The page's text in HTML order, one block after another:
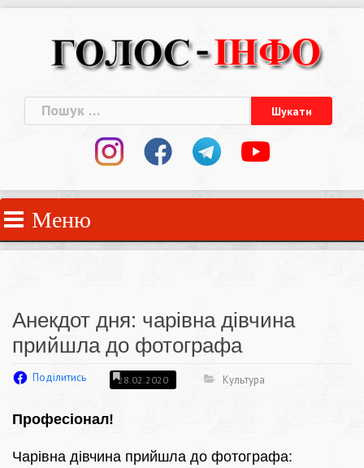
Пошук:
Меню
Анекдот дня: чарівна дівчина
прийшла до фотографа
Поділитись 28.02.2020 Культура
Професіонал!
Чарівна дівчина прийшла до фотографа: